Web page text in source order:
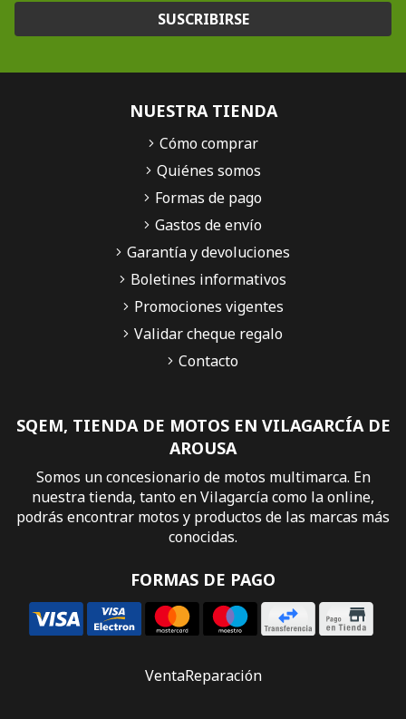
SUSCRIBIRSE
SQEM, TIENDA DE MOTOS EN VILAGARCÍA DE
AROUSA
Somos un concesionario de motos multimarca. En
nuestra tienda, tanto en Vilagarcía como la online,
podrás encontrar motos y productos de las marcas más
conocidas.
FORMAS DE PAGO
NUESTRA TIENDA
Cómo comprar
Quiénes somos
Formas de pago
Gastos de envío
Garantía y devoluciones
Boletines informativos
Promociones vigentes
Validar cheque regalo
Contacto
VentaReparación